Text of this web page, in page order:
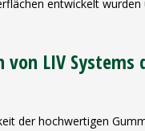
entwickelt wurden
LIV Systems
der hochwertigen